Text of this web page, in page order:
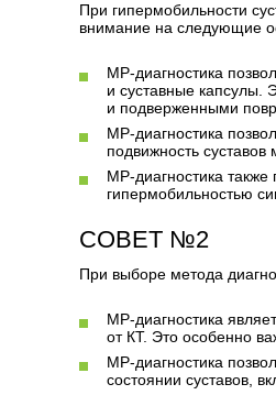
При гипермобильности
внимание на следующие
МР-диагностика
и суставные капсулы.
и подверженными
МР-диагностика
подвижность
МР-диагностика также
гипермобильностью
СОВЕТ №2
При выборе метода
МР-диагностика
от КТ. Это особенно
МР-диагностика
состоянии суставов,